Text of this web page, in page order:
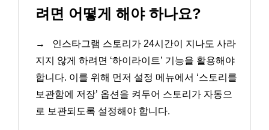
려면 어떻게 해야 하나요?
→
인스타그램 스토리가 24시간이 지나도 사라
지지 않게 하려면 ‘하이라이트’ 기능을 활용해야
합니다. 이를 위해 먼저 설정 메뉴에서 ‘스토리를
보관함에 저장’ 옵션을 켜두어 스토리가 자동으
로 보관되도록 설정해야 합니다.